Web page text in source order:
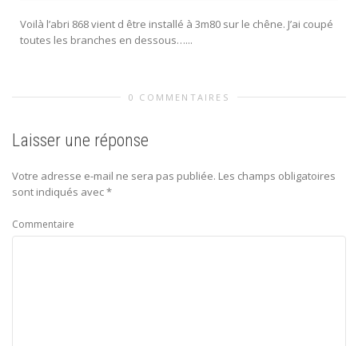
Voilà l’abri 868 vient d être installé à 3m80 sur le chêne. J’ai coupé
toutes les branches en dessous…...
0 COMMENTAIRES
Laisser une réponse
Votre adresse e-mail ne sera pas publiée. Les champs obligatoires
sont indiqués avec*
Commentaire